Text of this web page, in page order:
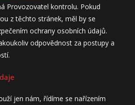
Provozovatel kontrolu. Pokud
z těchto stránek, měl by se
ochrany osobních údajů.
odpovědnost za postupy a
jen nám, řídíme se nařízením